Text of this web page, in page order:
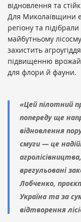
відновлення та
Для Миколаївщини
регіону та
майбутньому
захистить
підвищенню
для флори й фауни.
«Цей пілотний
попереду ще
відновлення
смуги — це
врегульовані
Лобченко,
Україна та за
відтворення